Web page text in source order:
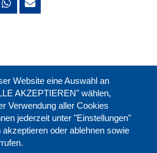
Website eine Auswahl an
AKZEPTIEREN" wählen,
Verwendung aller Cookies
jederzeit unter "Einstellungen"
oder ablehnen sowie